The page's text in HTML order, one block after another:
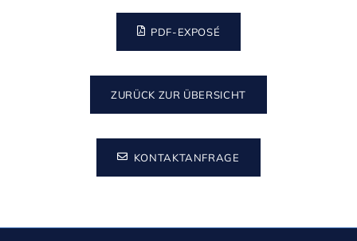
Lebensdauer haben und Dank modularer Bauweise
potenzielle Reparaturen erleichtert.
Das Gebäude verfolgt aktiv umweltfreundliche
Photovoltaik-Technologien. Dabei strebt das
Projekt die angesehene DGNB Gold-Zertifizierung
ökonomische und soziokulturelle Aspekte zu
PDF-EXPOSÉ
ZURÜCK ZUR ÜBERSICHT
KONTAKTANFRAGE